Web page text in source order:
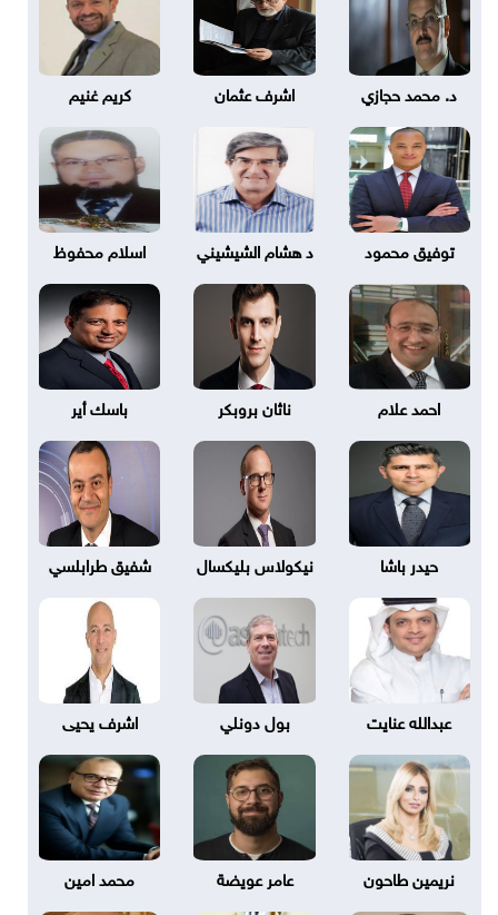
د. محمد حجازي اشرف عثمان كريم غنيم
توفيق محمود د هشام الشيشيني اسلام محفوظ
احمد علام ناثان بروبكر باسك أير
حيدر باشا نيكولاس بليكسال شفيق طرابلسي
عبدالله عنايت بول دونلي اشرف يحيى
نريمين طاحون عامر عويضة محمد امين